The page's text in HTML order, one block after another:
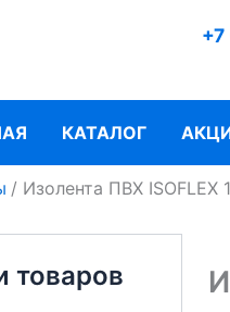
КАТАЛОГ
Изолента ПВХ ISOFLEX
товаров